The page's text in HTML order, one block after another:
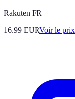
Rakuten FR
16.99 EURVoir le prix